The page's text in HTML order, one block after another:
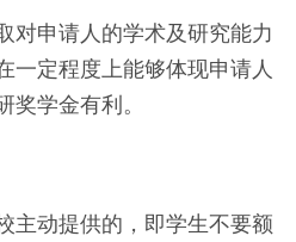
对申请人的学术及研究能力
一定程度上能够体现申请人
学金有利。
主动提供的，即学生不要额